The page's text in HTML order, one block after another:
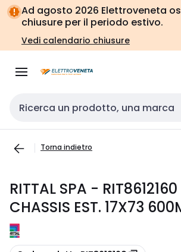
Vai alla
navigazione
Vai
alla
pagina
Ad agosto 2026 Elettroveneta
chiusure per il periodo estivo.
Vedi calendario chiusure
Cerca input
Torna indietro
RITTAL SPA -
CHASSIS EST. 17X73